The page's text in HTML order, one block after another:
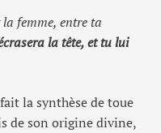
femme, entre ta
la tête, et tu lui
la synthèse de toue
de son origine divine,